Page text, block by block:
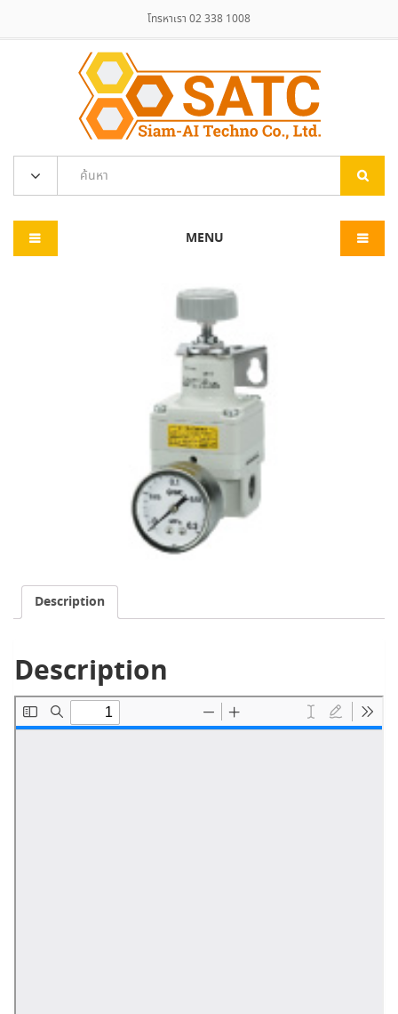
โทรหาเรา 02 338 1008
MENU
Description
Description